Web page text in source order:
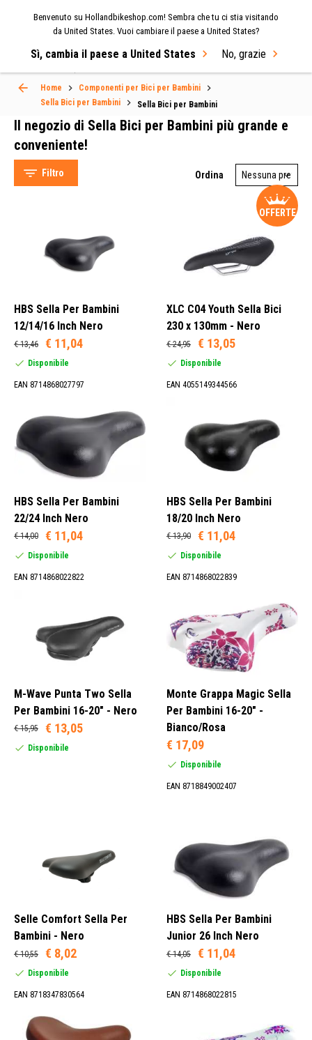
Benvenuto su Hollandbikeshop.com! Sembra che tu ci stia visitando
da United States. Vuoi cambiare il paese a United States?
Sì, cambia il paese a United States No, grazie
Home
Componenti per Bici per Bambini
Sella Bici per Bambini
Sella Bici per Bambini
Sella Bici per Bambini
Alpina Bikes (18)
Largo (Bici da città) (34)
Medium (Cicloturismo) (28)
Small (Sport) (9)
No (66)
Plastica (69)
Pelle (2)
Alluminio (38)
Metallo (32)
Gel (12)
Marrone (5)
Il negozio di Sella Bici per Bambini più grande e
conveniente!
Filtro Ordina
HBS Sella Per Bambini
12/14/16 Inch Nero
€ 13,46 € 11,04
Disponibile
EAN 8714868027797
OFFERTE
XLC C04 Youth Sella Bici
230 x 130mm - Nero
€ 24,95 € 13,05
Disponibile
EAN 4055149344566
HBS Sella Per Bambini
22/24 Inch Nero
€ 14,00 € 11,04
Disponibile
EAN 8714868022822
HBS Sella Per Bambini
18/20 Inch Nero
€ 13,90 € 11,04
Disponibile
EAN 8714868022839
M-Wave Punta Two Sella
Per Bambini 16-20" - Nero
€ 15,95 € 13,05
Disponibile
Monte Grappa Magic Sella
Per Bambini 16-20" -
Bianco/Rosa
€ 17,09
Disponibile
EAN 8718849002407
Selle Comfort Sella Per
Bambini - Nero
€ 10,55 € 8,02
Disponibile
EAN 8718347830564
HBS Sella Per Bambini
Junior 26 Inch Nero
€ 14,05 € 11,04
Disponibile
EAN 8714868022815